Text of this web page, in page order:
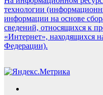
технологии
информации на основе
сведений, относящихся к
«Интернет», находящихся
Федерации).